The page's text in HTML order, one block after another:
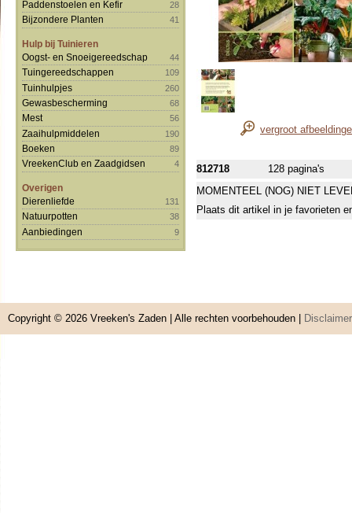
Paddenstoelen en Kefir 28
Bijzondere Planten 41
Hulp bij Tuinieren
Oogst- en Snoeigereedschap
44
Tuingereedschappen 109
Tuinhulpjes 260
Gewasbescherming 68
Mest 56
Zaaihulpmiddelen 190
Boeken 89
VreekenClub en Zaadgidsen 4
Overigen
Dierenliefde
131
Natuurpotten 38
Aanbiedingen 9
vergroot
812718
128 pagina's
MOMENTEEL (NOG) NIET
Plaats dit artikel in je favorieten
Copyright © 2026 Vreeken's Zaden | Alle rechten voorbehouden | Disclaimer